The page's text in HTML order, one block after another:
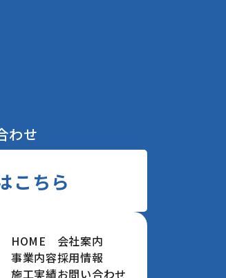
わせ
こちら
HOME
事業内容
施工実績
会社案内
採用情報
お問い合わせ